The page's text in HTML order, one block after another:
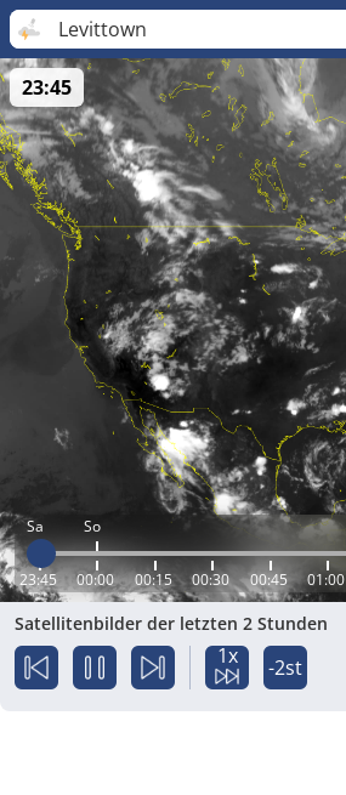
Levittown
Sa So
23:45 00:00 00:15 00:30 00:45 01:00
23:45
Satellitenbilder der letzten 2 Stunden
1x -2st